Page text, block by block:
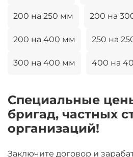
200 на 250 мм 200 на
200 на 400 мм 250 на
300 на 400 мм 400 на
Специальные
бригад, частных
организаций!
Заключите договор и